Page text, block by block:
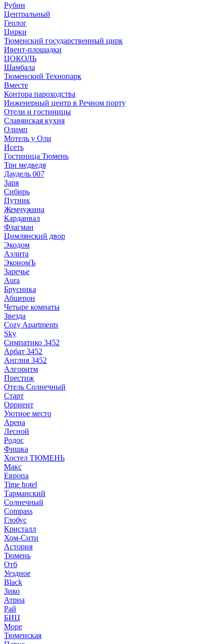
Рубин
Центральный
Геолог
Цирки
Тюменский государственный цирк
Ивент-площадки
ЦОКОЛЬ
Шамбала
Тюменский Технопарк
Вместе
Контора пароходства
Инженерный центр в Речном порту
Отели и гостиницы
Славянская кухня
Олимп
Мотель у Оли
Исеть
Гостиница Тюмень
Три медведя
Даудель 007
Заря
Сибирь
Путник
Жемчужина
Карданвал
Флагман
Цимлянский двор
Экодом
Аэлита
ЭкономЪ
Заречье
Aura
Брусника
Абшерон
Четыре комнаты
Звезда
Cozy Apartments
Sky
Симпатико 3452
Арбат 3452
Англия 3452
Алгоритм
Престиж
Отель Солнечный
Старт
Орриент
Уютное место
Арена
Лесной
Родос
Фишка
Хостел ТЮМЕНЬ
Макс
Европа
Time hotel
Тарманский
Солнечный
Compass
Глобус
Кристалл
Хом-Сити
Астория
Тюмень
Отб
Уездное
Black
Зико
Атриа
Рай
БИЦ
Море
Тюменская